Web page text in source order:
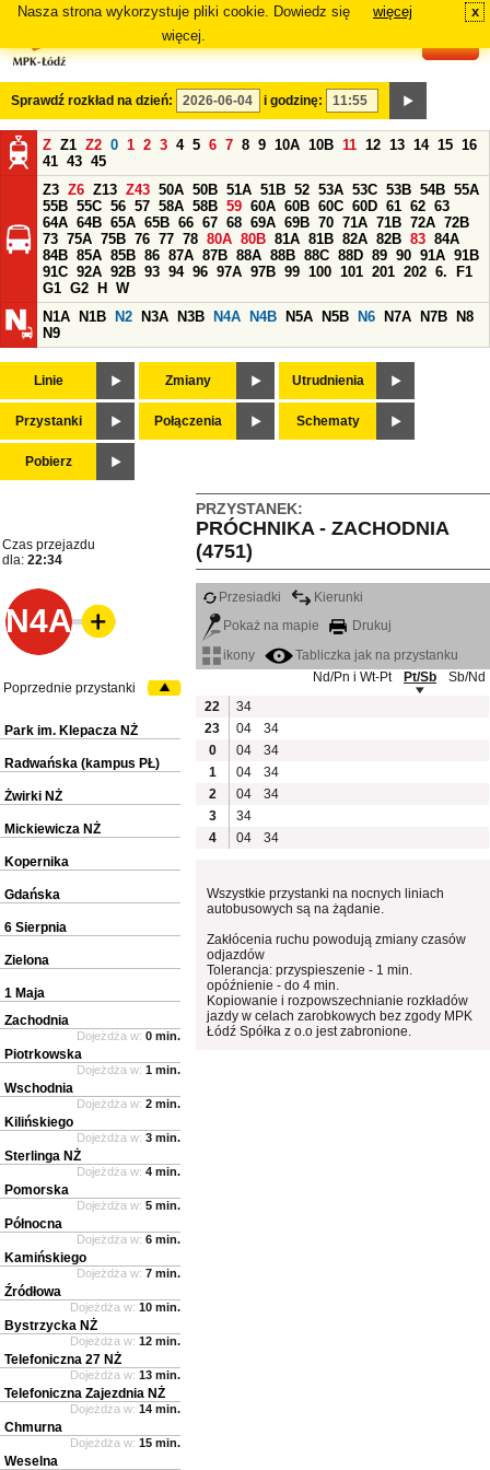
Nasza strona wykorzystuje pliki cookie. Dowiedz się
więcej.
więcej x
Sprawdź rozkład na dzień: i godzinę:
Z Z1 Z2 0 1 2 3 4 5 6 7 8 9 10A 10B 11 12 13 14 15 16
41 43 45
Z3 Z6 Z13 Z43 50A 50B 51A 51B 52 53A 53C 53B 54B 55A
55B 55C 56 57 58A 58B 59 60A 60B 60C 60D 61 62 63
64A 64B 65A 65B 66 67 68 69A 69B 70 71A 71B 72A 72B
73 75A 75B 76 77 78 80A 80B 81A 81B 82A 82B 83 84A
84B 85A 85B 86 87A 87B 88A 88B 88C 88D 89 90 91A 91B
91C 92A 92B 93 94 96 97A 97B 99 100 101 201 202 6.
F1
G1 G2 H
W
N1A
N1B N2 N3A N3B N4A N4B N5A N5B N6 N7A N7B
N8
N9
Linie Zmiany Utrudnienia
Przystanki Połączenia Schematy
Pobierz
PRZYSTANEK:
PRÓCHNIKA - ZACHODNIA
(4751)
Czas przejazdu
dla: 22:34
N4A
Przesiadki
Kierunki
Pokaż na mapie
Drukuj
ikony
Tabliczka jak na przystanku
Nd/Pn i Wt-Pt
Pt/Sb
Sb/Nd
22
34
23
04
34
0
04
34
1
04
34
2
04
34
3
34
4
04 34
Wszystkie przystanki na nocnych liniach
autobusowych są na żądanie.
Zakłócenia ruchu powodują zmiany czasów
odjazdów
Tolerancja: przyspieszenie - 1 min.
opóźnienie - do 4 min.
Kopiowanie i rozpowszechnianie rozkładów
jazdy w celach zarobkowych bez zgody MPK
Łódź Spółka z o.o jest zabronione.
Poprzednie przystanki
Park im. Klepacza NŻ
Radwańska (kampus PŁ)
Żwirki NŻ
Mickiewicza NŻ
Kopernika
Gdańska
6 Sierpnia
Zielona
1 Maja
Zachodnia
Dojeżdża w: 0 min.
Piotrkowska
Dojeżdża w: 1 min.
Wschodnia
Dojeżdża w: 2 min.
Kilińskiego
Dojeżdża w: 3 min.
Sterlinga NŻ
Dojeżdża w: 4 min.
Pomorska
Dojeżdża w: 5 min.
Północna
Dojeżdża w: 6 min.
Kamińskiego
Dojeżdża w: 7 min.
Źródłowa
Dojeżdża w: 10 min.
Bystrzycka NŻ
Dojeżdża w: 12 min.
Telefoniczna 27 NŻ
Dojeżdża w: 13 min.
Telefoniczna Zajezdnia NŻ
Dojeżdża w: 14 min.
Chmurna
Dojeżdża w: 15 min.
Weselna